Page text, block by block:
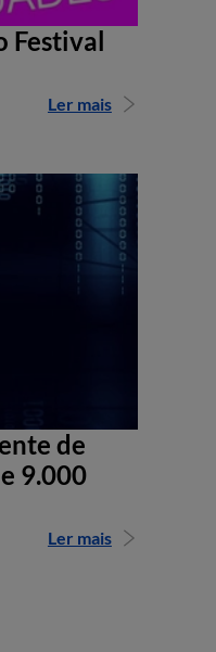
Festival
Ler mais
de
9.000
Ler mais